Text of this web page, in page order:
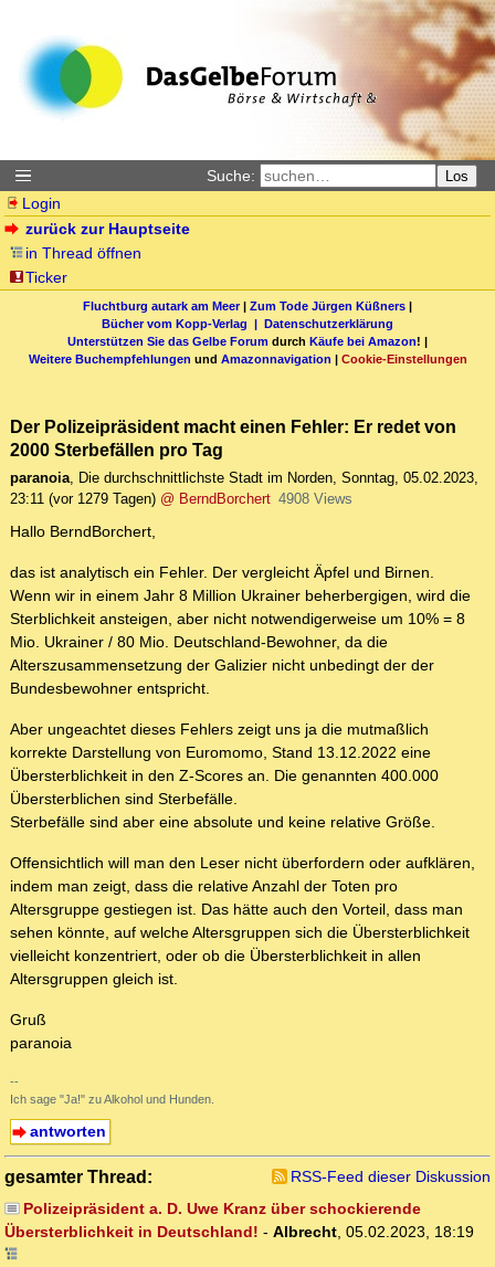
Suche: Los
Login
zurück zur Hauptseite
in Thread öffnen
Ticker
Fluchtburg autark am Meer| Zum Tode Jürgen Küßners |
Bücher vom Kopp-Verlag | Datenschutzerklärung
Unterstützen Sie das Gelbe Forum durch Käufe bei Amazon! |
Weitere Buchempfehlungen und Amazonnavigation | Cookie-Einstellungen
Der Polizeipräsident macht einen Fehler: Er redet von
2000 Sterbefällen pro Tag
paranoia, Die durchschnittlichste Stadt im Norden, Sonntag, 05.02.2023,
23:11 (vor 1279 Tagen) @ BerndBorchert 4908 Views
Hallo BerndBorchert,
das ist analytisch ein Fehler. Der vergleicht Äpfel und Birnen.
Wenn wir in einem Jahr 8 Million Ukrainer beherbergigen, wird die
Sterblichkeit ansteigen, aber nicht notwendigerweise um 10% = 8
Mio. Ukrainer / 80 Mio. Deutschland-Bewohner, da die
Alterszusammensetzung der Galizier nicht unbedingt der der
Bundesbewohner entspricht.
Aber ungeachtet dieses Fehlers zeigt uns ja die mutmaßlich
korrekte Darstellung von Euromomo, Stand 13.12.2022 eine
Übersterblichkeit in den Z-Scores an. Die genannten 400.000
Übersterblichen sind Sterbefälle.
Sterbefälle sind aber eine absolute und keine relative Größe.
Offensichtlich will man den Leser nicht überfordern oder aufklären,
indem man zeigt, dass die relative Anzahl der Toten pro
Altersgruppe gestiegen ist. Das hätte auch den Vorteil, dass man
sehen könnte, auf welche Altersgruppen sich die Übersterblichkeit
vielleicht konzentriert, oder ob die Übersterblichkeit in allen
Altersgruppen gleich ist.
Gruß
paranoia
--
Ich sage "Ja!" zu Alkohol und Hunden.
antworten
gesamter Thread:
RSS-Feed dieser Diskussion
Polizeipräsident a. D. Uwe Kranz über schockierende
Übersterblichkeit in Deutschland! - Albrecht, 05.02.2023, 18:19